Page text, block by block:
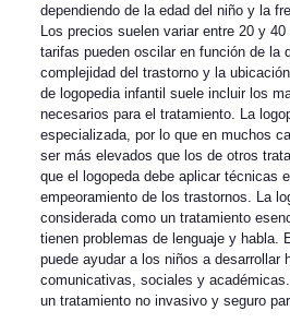
dependiendo de la edad del niño y la
Los precios suelen variar entre 20 y
tarifas pueden oscilar en función de la
complejidad del trastorno y la
de logopedia infantil suele incluir los
necesarios para el tratamiento. La
especializada, por lo que en muchos
ser más elevados que los de otros
que el logopeda debe aplicar técnicas
empeoramiento de los trastornos. La
considerada como un tratamiento
tienen problemas de lenguaje y habla.
puede ayudar a los niños a desarrollar
comunicativas, sociales y
un tratamiento no invasivo y seguro